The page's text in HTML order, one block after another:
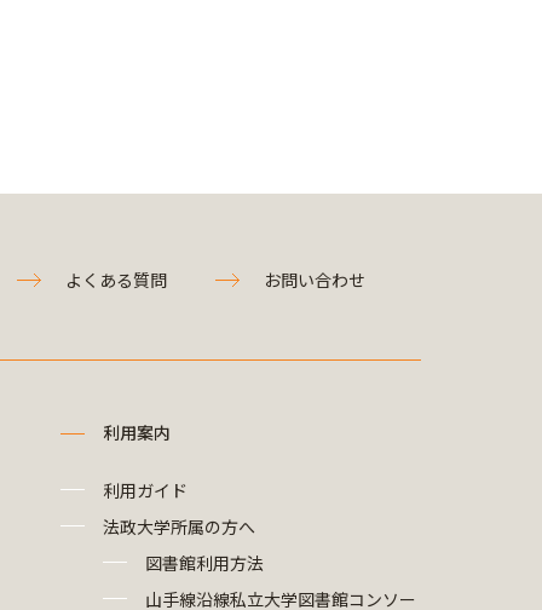
よくある質問 お問い合わせ
利用案内
利用ガイド
法政大学所属の方へ
図書館利用方法
山手線沿線私立大学図書館コンソー